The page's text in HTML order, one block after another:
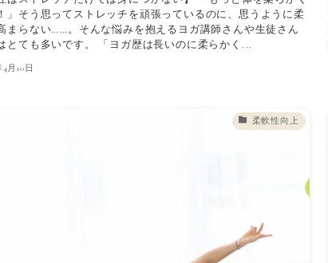
」そう思ってストレッチを頑張っているのに、思うように柔
まらない……。そんな悩みを抱えるヨガ講師さんや生徒さん
とても多いです。 「ヨガ歴は長いのに柔らかく...
4月10日
柔軟性向上